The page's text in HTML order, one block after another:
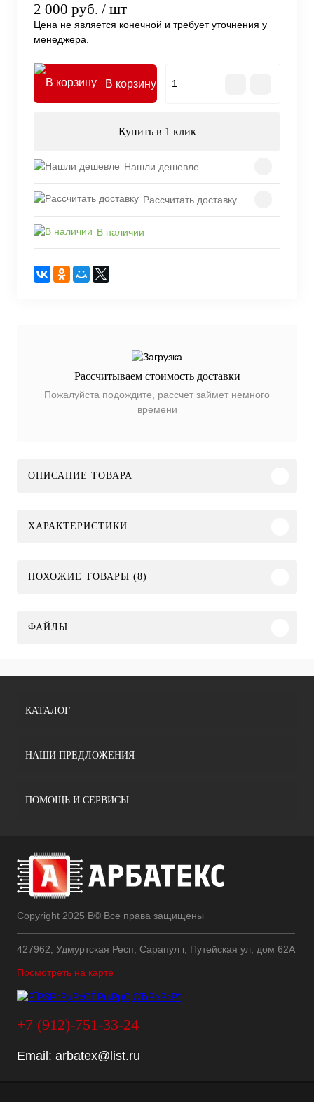
2 000 руб. / шт
Цена не является конечной и требует уточнения у
менеджера.
В корзину
Купить в 1 клик
Нашли дешевле
Рассчитать доставку
В наличии
Рассчитываем стоимость доставки
Пожалуйста подождите, рассчет займет немного
времени
ОПИСАНИЕ ТОВАРА
ХАРАКТЕРИСТИКИ
ПОХОЖИЕ ТОВАРЫ (8)
ФАЙЛЫ
КАТАЛОГ
НАШИ ПРЕДЛОЖЕНИЯ
ПОМОЩЬ И СЕРВИСЫ
Copyright 2025 В© Все права защищены
427962, Удмуртская Респ, Сарапул г, Путейская ул, дом 62А
Посмотреть на карте
+7 (912)-751-33-24
Email: arbatex@list.ru